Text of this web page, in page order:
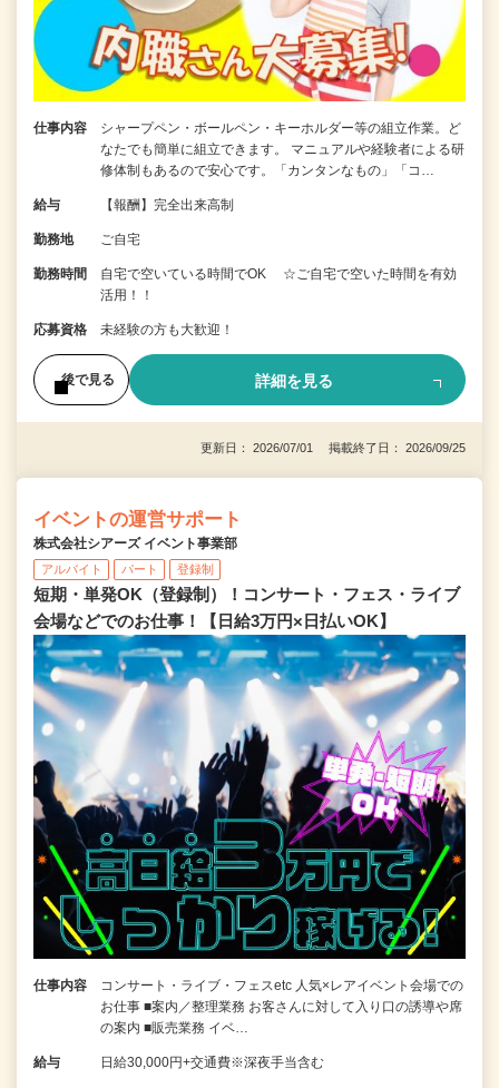
仕事内容
シャープペン・ボールペン・キーホルダー等の組立作業。ど
なたでも簡単に組立できます。 マニュアルや経験者による研
修体制もあるので安心です。「カンタンなもの」「コ…
給与 【報酬】完全出来高制
勤務地 ご自宅
勤務時間
自宅で空いている時間でOK ☆ご自宅で空いた時間を有効
活用！！
応募資格 未経験の方も大歓迎！
後で見る 詳細を見る
更新日： 2026/07/01 掲載終了日： 2026/09/25
イベントの運営サポート
株式会社シアーズ イベント事業部
アルバイト パート 登録制
短期・単発OK（登録制）！コンサート・フェス・ライブ
会場などでのお仕事！【日給3万円×日払いOK】
仕事内容
コンサート・ライブ・フェスetc 人気×レアイベント会場での
お仕事 ■案内／整理業務 お客さんに対して入り口の誘導や席
の案内 ■販売業務 イベ…
給与 日給30,000円+交通費※深夜手当含む